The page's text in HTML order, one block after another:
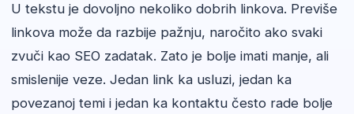
U tekstu je dovoljno nekoliko dobrih linkova. Previše
linkova može da razbije pažnju, naročito ako svaki
zvuči kao SEO zadatak. Zato je bolje imati manje, ali
smislenije veze. Jedan link ka usluzi, jedan ka
povezanoj temi i jedan ka kontaktu često rade bolje